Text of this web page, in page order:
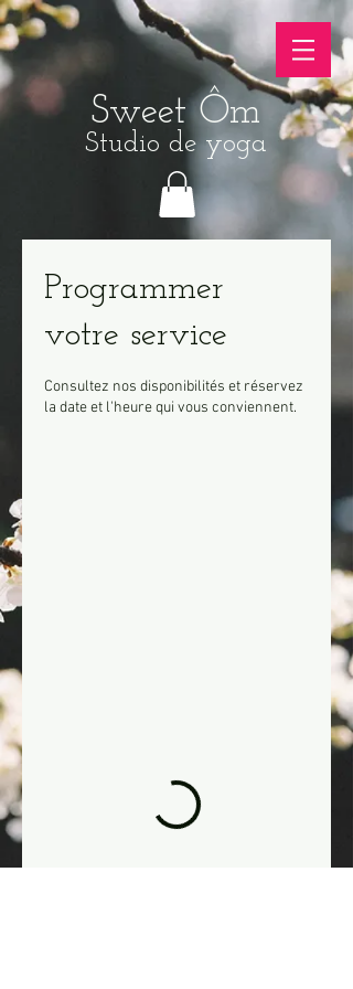
Sweet Ôm
Studio de yoga
Programmer
votre service
Consultez nos disponibilités et réservez
la date et l'heure qui vous conviennent.